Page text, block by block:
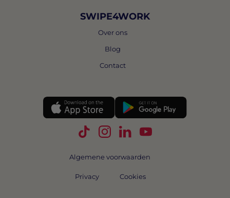
SWIPE4WORK
Over ons
Blog
Contact
Volg Swipe4Work op TikTok
Volg Swipe4Work op
Volg Swipe4Work op
Volg Swipe4Work
Algemene voorwaarden
Privacy Cookies